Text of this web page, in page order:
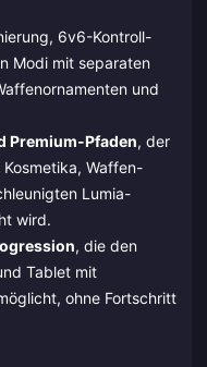
6v6-Kontroll-
Modi mit separaten
und
Premium-Pfaden, der
Waffen-
Lumia-
wird.
, die den
Tablet mit
ohne Fortschritt